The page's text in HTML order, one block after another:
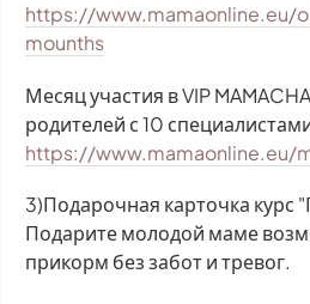
https://www.mamaonline.eu/
mounths
Месяц участия в VIP
родителей с 10
https://www.mamaonline.eu/
3)Подарочная карточка курс
Подарите молодой маме
прикорм без забот и тревог.